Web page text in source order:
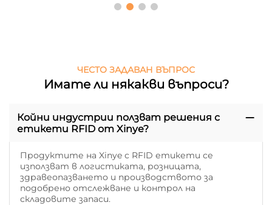
ЧЕСТО ЗАДАВАН ВЪПРОС
Имате ли някакви въпроси?
Койни индустрии ползват решения с
етикети RFID от Xinye?
Продуктите на Xinye с RFID етикети се
използват в логистиката, розницата,
здравеопазването и производството за
подобрено отслежване и контрол на
складовите запаси.